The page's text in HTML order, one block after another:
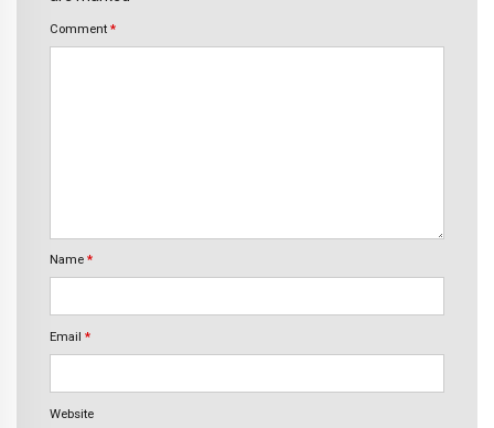
Comment *
Name *
Email *
Website